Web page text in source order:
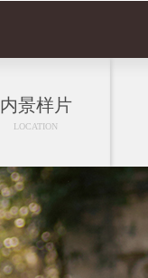
内景样片
LOCATION